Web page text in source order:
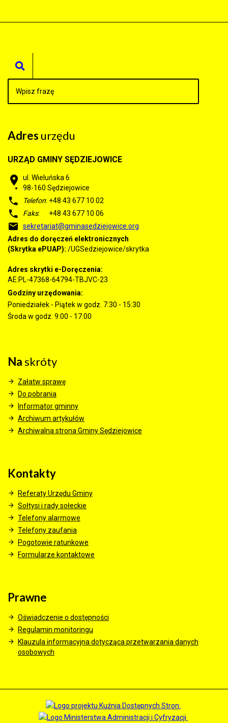
Adres urzędu
URZĄD GMINY SĘDZIEJOWICE
ul. Wieluńska 6
98-160 Sędziejowice
Telefon: +48 43 677 10 02
Faks: +48 43 677 10 06
sekretariat@gminasedziejowice.org
Adres do doręczeń elektronicznych
(Skrytka ePUAP): /UGSedziejowice/skrytka
Adres skrytki e-Doręczenia:
AE:PL-47368-64794-TBJVC-23
Godziny urzędowania:
Poniedziałek - Piątek w godz. 7:30 - 15:30
Środa w godz. 9:00 - 17:00
Naskróty
Załatw sprawę
Do pobrania
Informator gminny
Archiwum artykułów
Archiwalna strona Gminy Sędziejowice
Kontakty
Referaty Urzędu Gminy
Sołtysi i rady sołeckie
Telefony alarmowe
Telefony zaufania
Pogotowie ratunkowe
Formularze kontaktowe
Prawne
Oświadczenie o dostępności
Regulamin monitoringu
Klauzula informacyjna dotycząca przetwarzania danych
osobowych